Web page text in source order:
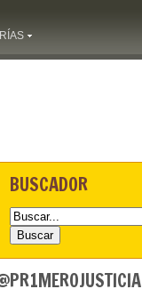
BUSCADOR